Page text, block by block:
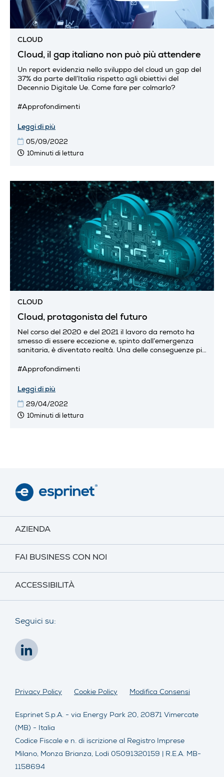
CLOUD
Cloud, il gap italiano non può più attendere
Un report evidenzia nello sviluppo del cloud un gap del
37% da parte dell’Italia rispetto agli obiettivi del
Decennio Digitale Ue. Come fare per colmarlo?
#Approfondimenti
Leggi di più
05/09/2022
10minuti di lettura
CLOUD
Cloud, protagonista del futuro
Nel corso del 2020 e del 2021 il lavoro da remoto ha
smesso di essere eccezione e, spinto dall’emergenza
sanitaria, è diventato realtà. Una delle conseguenze più
#Approfondimenti
Leggi di più
29/04/2022
10minuti di lettura
AZIENDA
FAI BUSINESS CON NOI
ACCESSIBILITÀ
Seguici su:
Esprinet S.p.A. - via Energy Park 20, 20871 Vimercate
(MB) - Italia
Codice Fiscale e n. di iscrizione al Registro Imprese
Milano, Monza Brianza, Lodi 05091320159 | R.E.A. MB-
1158694
Privacy Policy Cookie Policy Modifica Consensi